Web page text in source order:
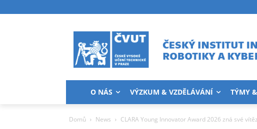
O NÁS VÝZKUM & VZDĚLÁVÁNÍ TÝMY
Domů News CLARA Young Innovator Award 2026 zná své